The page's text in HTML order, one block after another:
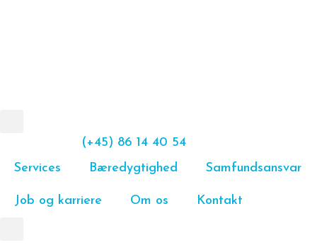
(+45) 86 14 40 54
Services
Bæredygtighed Samfundsansvar
Job og karriere Om os Kontakt